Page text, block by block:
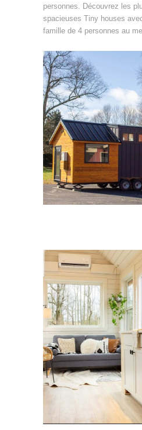
personnes. Découvrez les
spacieuses Tiny houses
famille de 4 personnes au